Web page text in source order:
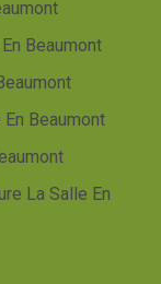
Beaumont
Beaumont
La Salle En